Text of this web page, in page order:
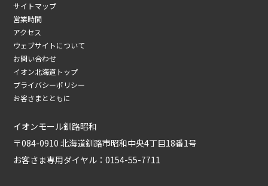
サイトマップ
営業時間
アクセス
ウェブサイトについて
お問い合わせ
イオン北海道トップ
プライバシーポリシー
お客さまとともに
イオンモール釧路昭和
〒084-0910 北海道釧路市昭和中央4丁目18番1号
お客さま専用ダイヤル：0154-55-7711